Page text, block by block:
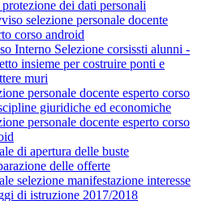
dei dati personali
selezione personale docente
corso android
Interno Selezione corsissti alunni -
insieme per costruire ponti e
muri
personale docente esperto corso
giuridiche ed economiche
personale docente esperto corso
di apertura delle buste
delle offerte
selezione manifestazione interesse
di istruzione 2017/2018